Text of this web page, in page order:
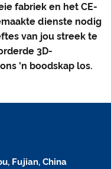
fabriek en het CE-
dienste nodig
van jou streek te
3D-
'n boodskap los.
Fujian, China